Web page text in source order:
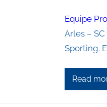
Equipe
Arles –
Sporting.
Read